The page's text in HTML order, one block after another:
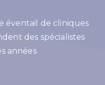
éventail de cliniques
des spécialistes
années